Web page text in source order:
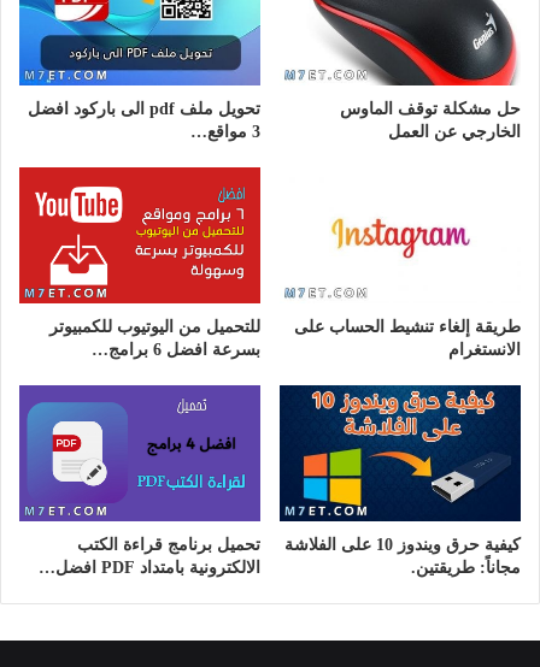
حل مشكلة توقف الماوس
الخارجي عن العمل
تحويل ملف pdf الى باركود افضل
3 مواقع…
طريقة إلغاء تنشيط الحساب على
الانستغرام
للتحميل من اليوتيوب للكمبيوتر
بسرعة افضل 6 برامج…
كيفية حرق ويندوز 10 على الفلاشة
مجاناً: طريقتين.
تحميل برنامج قراءة الكتب
الالكترونية بامتداد PDF افضل…